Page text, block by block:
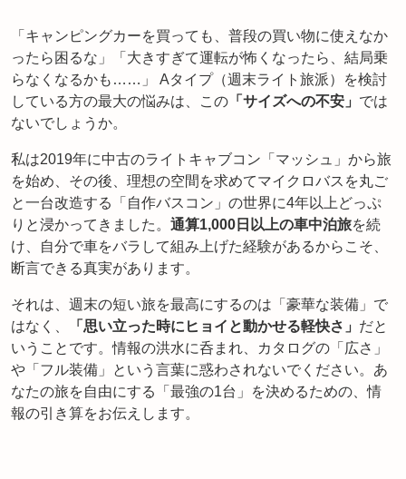
「キャンピングカーを買っても、普段の買い物に使えなか
ったら困るな」「大きすぎて運転が怖くなったら、結局乗
らなくなるかも……」 Aタイプ（週末ライト旅派）を検討
している方の最大の悩みは、この 「サイズへの不安」 では
ないでしょうか。
私は2019年に中古のライトキャブコン「マッシュ」から旅
を始め、その後、理想の空間を求めてマイクロバスを丸ご
と一台改造する「自作バスコン」の世界に4年以上どっぷ
りと浸かってきました。 通算1,000日以上の車中泊旅を続
け、自分で車をバラして組み上げた経験があるからこそ、
断言できる真実があります。
それは、週末の短い旅を最高にするのは「豪華な装備」で
はなく、
「思い立った時にヒョイと動かせる軽快さ」 だと
いうことです。情報の洪水に呑まれ、カタログの「広さ」
や「フル装備」という言葉に惑わされないでください。あ
なたの旅を自由にする「最強の1台」を決めるための、情
報の引き算をお伝えします。